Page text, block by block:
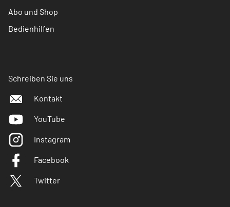
Abo und Shop
Bedienhilfen
Schreiben Sie uns
Kontakt
YouTube
Instagram
Facebook
Twitter